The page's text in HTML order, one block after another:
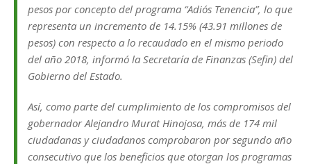
pesos por concepto del programa “Adiós Tenencia”, lo que
representa un incremento de 14.15% (43.91 millones de
pesos) con respecto a lo recaudado en el mismo periodo
del año 2018, informó la Secretaría de Finanzas (Sefin) del
Gobierno del Estado.
Así, como parte del cumplimiento de los compromisos del
gobernador Alejandro Murat Hinojosa, más de 174 mil
ciudadanas y ciudadanos comprobaron por segundo año
consecutivo que los beneficios que otorgan los programas